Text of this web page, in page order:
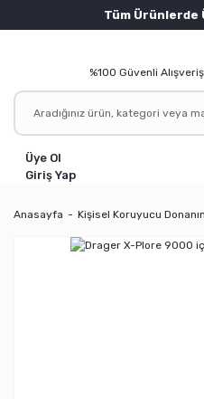
Tüm Ürünlerde
%100 Güvenli Alışveriş
Üye Ol
Giriş Yap
Anasayfa Kişisel Koruyucu